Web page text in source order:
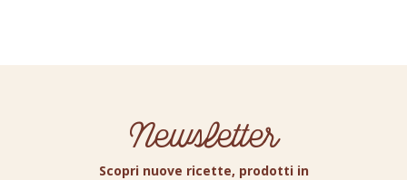
Newsletter
Scopri nuove ricette, prodotti in